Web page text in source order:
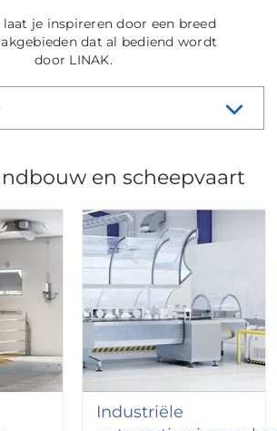
je inspireren door een breed
dat al bediend wordt
door LINAK.
en scheepvaart
Industriële